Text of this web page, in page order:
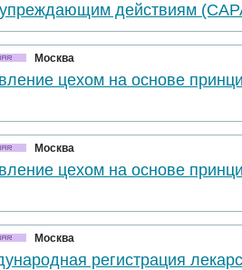
действиям
Москва
цехом на основе
Москва
цехом на основе
Москва
регистрация